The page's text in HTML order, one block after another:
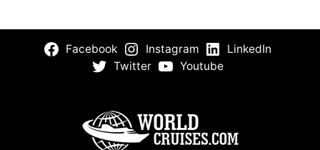
Facebook Instagram
LinkedIn
Twitter
Youtube